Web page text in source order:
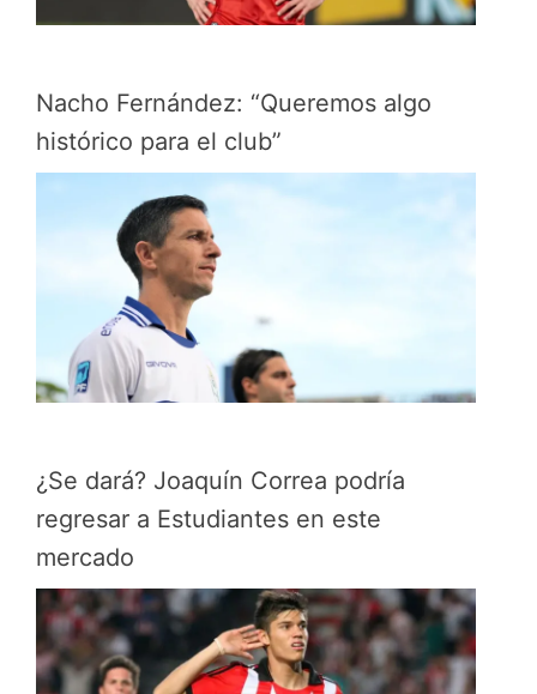
Nacho Fernández: “Queremos algo
histórico para el club”
¿Se dará? Joaquín Correa podría
regresar a Estudiantes en este
mercado